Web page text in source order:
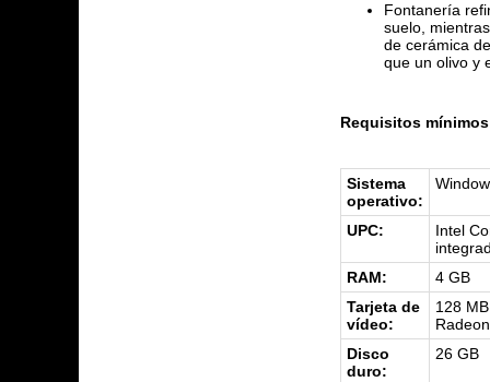
Fontanería
suelo,
de cerámica
que un olivo y
Requisitos
Sistema
operativo:
UPC:
Intel
RAM:
4 GB
Tarjeta de
vídeo:
128
Disco
duro:
26 GB